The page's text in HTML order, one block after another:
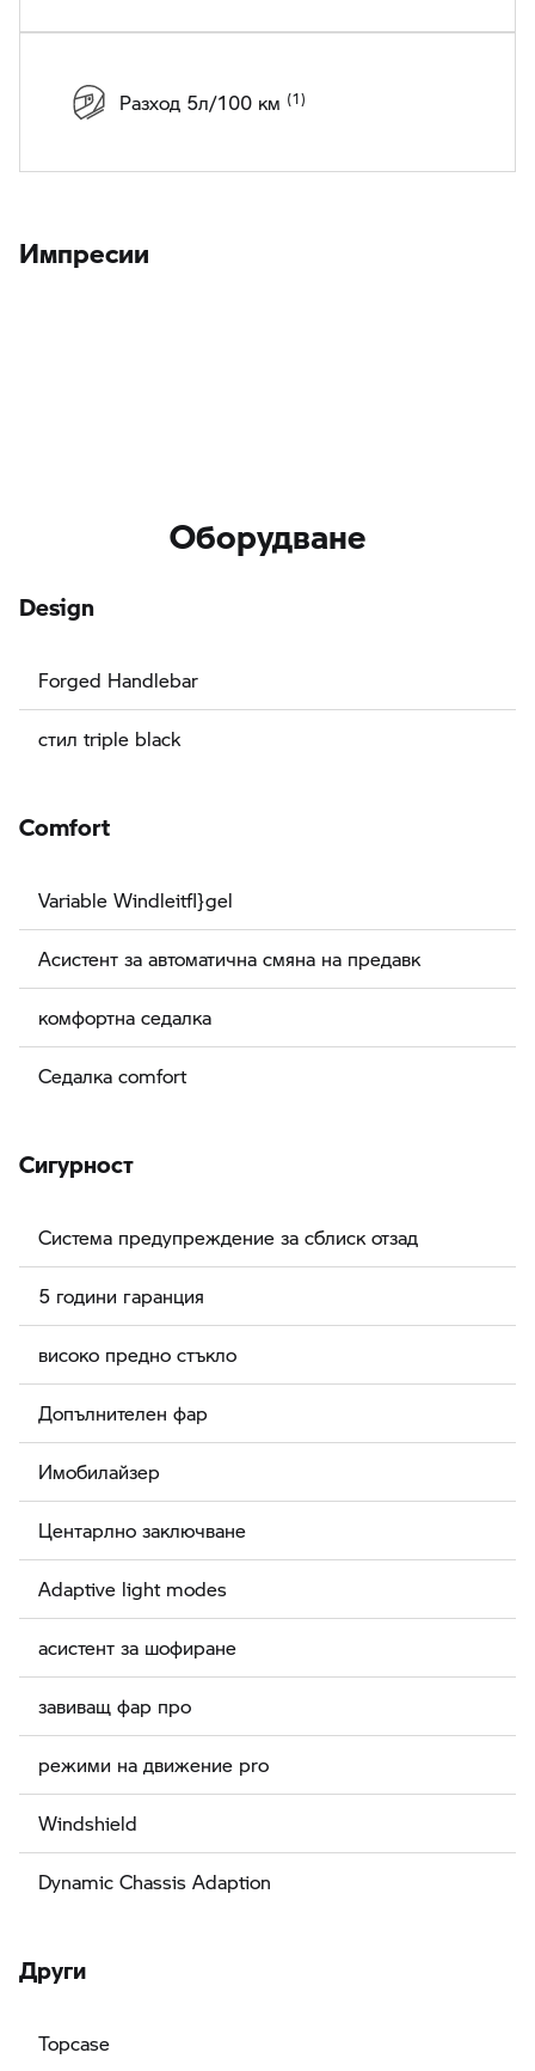
Разход 5л/100 км
Импресии
Оборудване
Design
Forged Handlebar
стил triple black
Comfort
Variable Windleitfl}gel
Асистент за автоматична смяна на предавк
комфортна седалка
Седалка comfort
Сигурност
Система предупреждение за сблиск отзад
5 години гаранция
високо предно стъкло
Допълнителен фар
Имобилайзер
Центарлно заключване
Adaptive light modes
асистент за шофиране
завиващ фар про
режими на движение pro
Windshield
Dynamic Chassis Adaption
Други
Topcase